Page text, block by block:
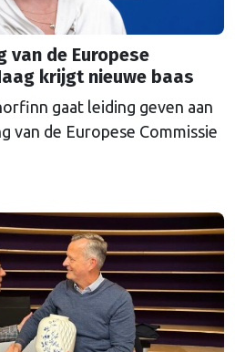
van de Europese
krijgt nieuwe baas
gaat leiding geven aan
van de Europese Commissie